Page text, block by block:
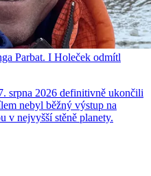
Parbat. I Holeček odmítl
srpna 2026 definitivně ukončili
nebyl běžný výstup na
v nejvyšší stěně planety.